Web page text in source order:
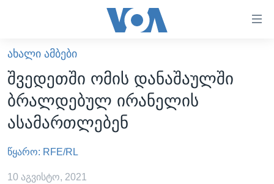
ხელმისაწვდომობისთვის
გადადით
მთავარზე
გადადით
მთავარ
ნავიგაციაზე
ძიებაზე
ᲐᲮᲐᲚᲘ ᲐᲛᲑᲔᲑᲘ
ᲡᲐᲥᲐᲠᲗᲕᲔᲚᲝ
ᲐᲨᲨ
ᲐᲨᲨ-ᲘᲡ ᲐᲠᲩᲔᲕᲜᲔᲑᲘ 2024
ᲛᲡᲝᲤᲚᲘᲝ
ᲐᲮᲐᲚᲘ ᲐᲛᲑᲔᲑᲘ
შვედეთში ომის დანაშაულში
ბრალდებულ ირანელის
ასამართლებენ
წყარო: RFE/RL
10 აგვისტო, 2021